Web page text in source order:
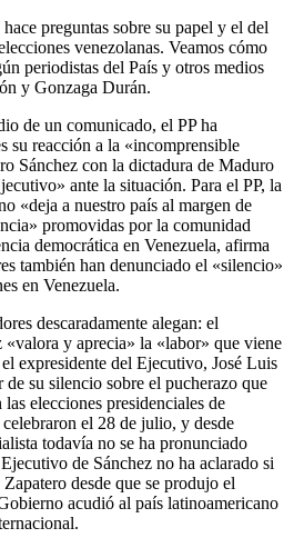
preguntas sobre su papel y el del
venezolanas. Veamos cómo
periodistas del País y otros medios
y Gonzaga Durán.
de un comunicado, el PP ha
su reacción a la «incomprensible
Sánchez con la dictadura de Maduro
ante la situación. Para el PP, la
«deja a nuestro país al margen de
promovidas por la comunidad
democrática en Venezuela, afirma
también han denunciado el «silencio»
en Venezuela.
descaradamente alegan: el
«valora y aprecia» la «labor» que viene
expresidente del Ejecutivo, José Luis
su silencio sobre el pucherazo que
elecciones presidenciales de
el 28 de julio, y desde
todavía no se ha pronunciado
de Sánchez no ha aclarado si
desde que se produjo el
acudió al país latinoamericano